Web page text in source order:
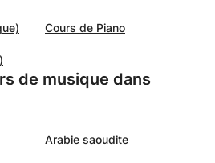
Cours de Piano
de musique dans
Arabie saoudite